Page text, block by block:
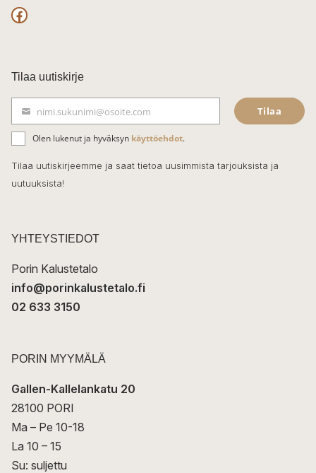
F
c
e
b
o
o
k
Tilaa uutiskirje
ä
h
k
p
t
nimi.sukunimi@osoite.com Tilaa
Olen lukenut ja hyväksyn käyttöehdot.
Tilaa uutiskirjeemme ja saat tietoa uusimmista tarjouksista ja
uutuuksista!
YHTEYSTIEDOT
Porin Kalustetalo
info@porinkalustetalo.fi
02 633 3150
PORIN MYYMÄLÄ
Gallen-Kallelankatu 20
28100 PORI
Ma – Pe 10-18
La 10 – 15
Su: suljettu